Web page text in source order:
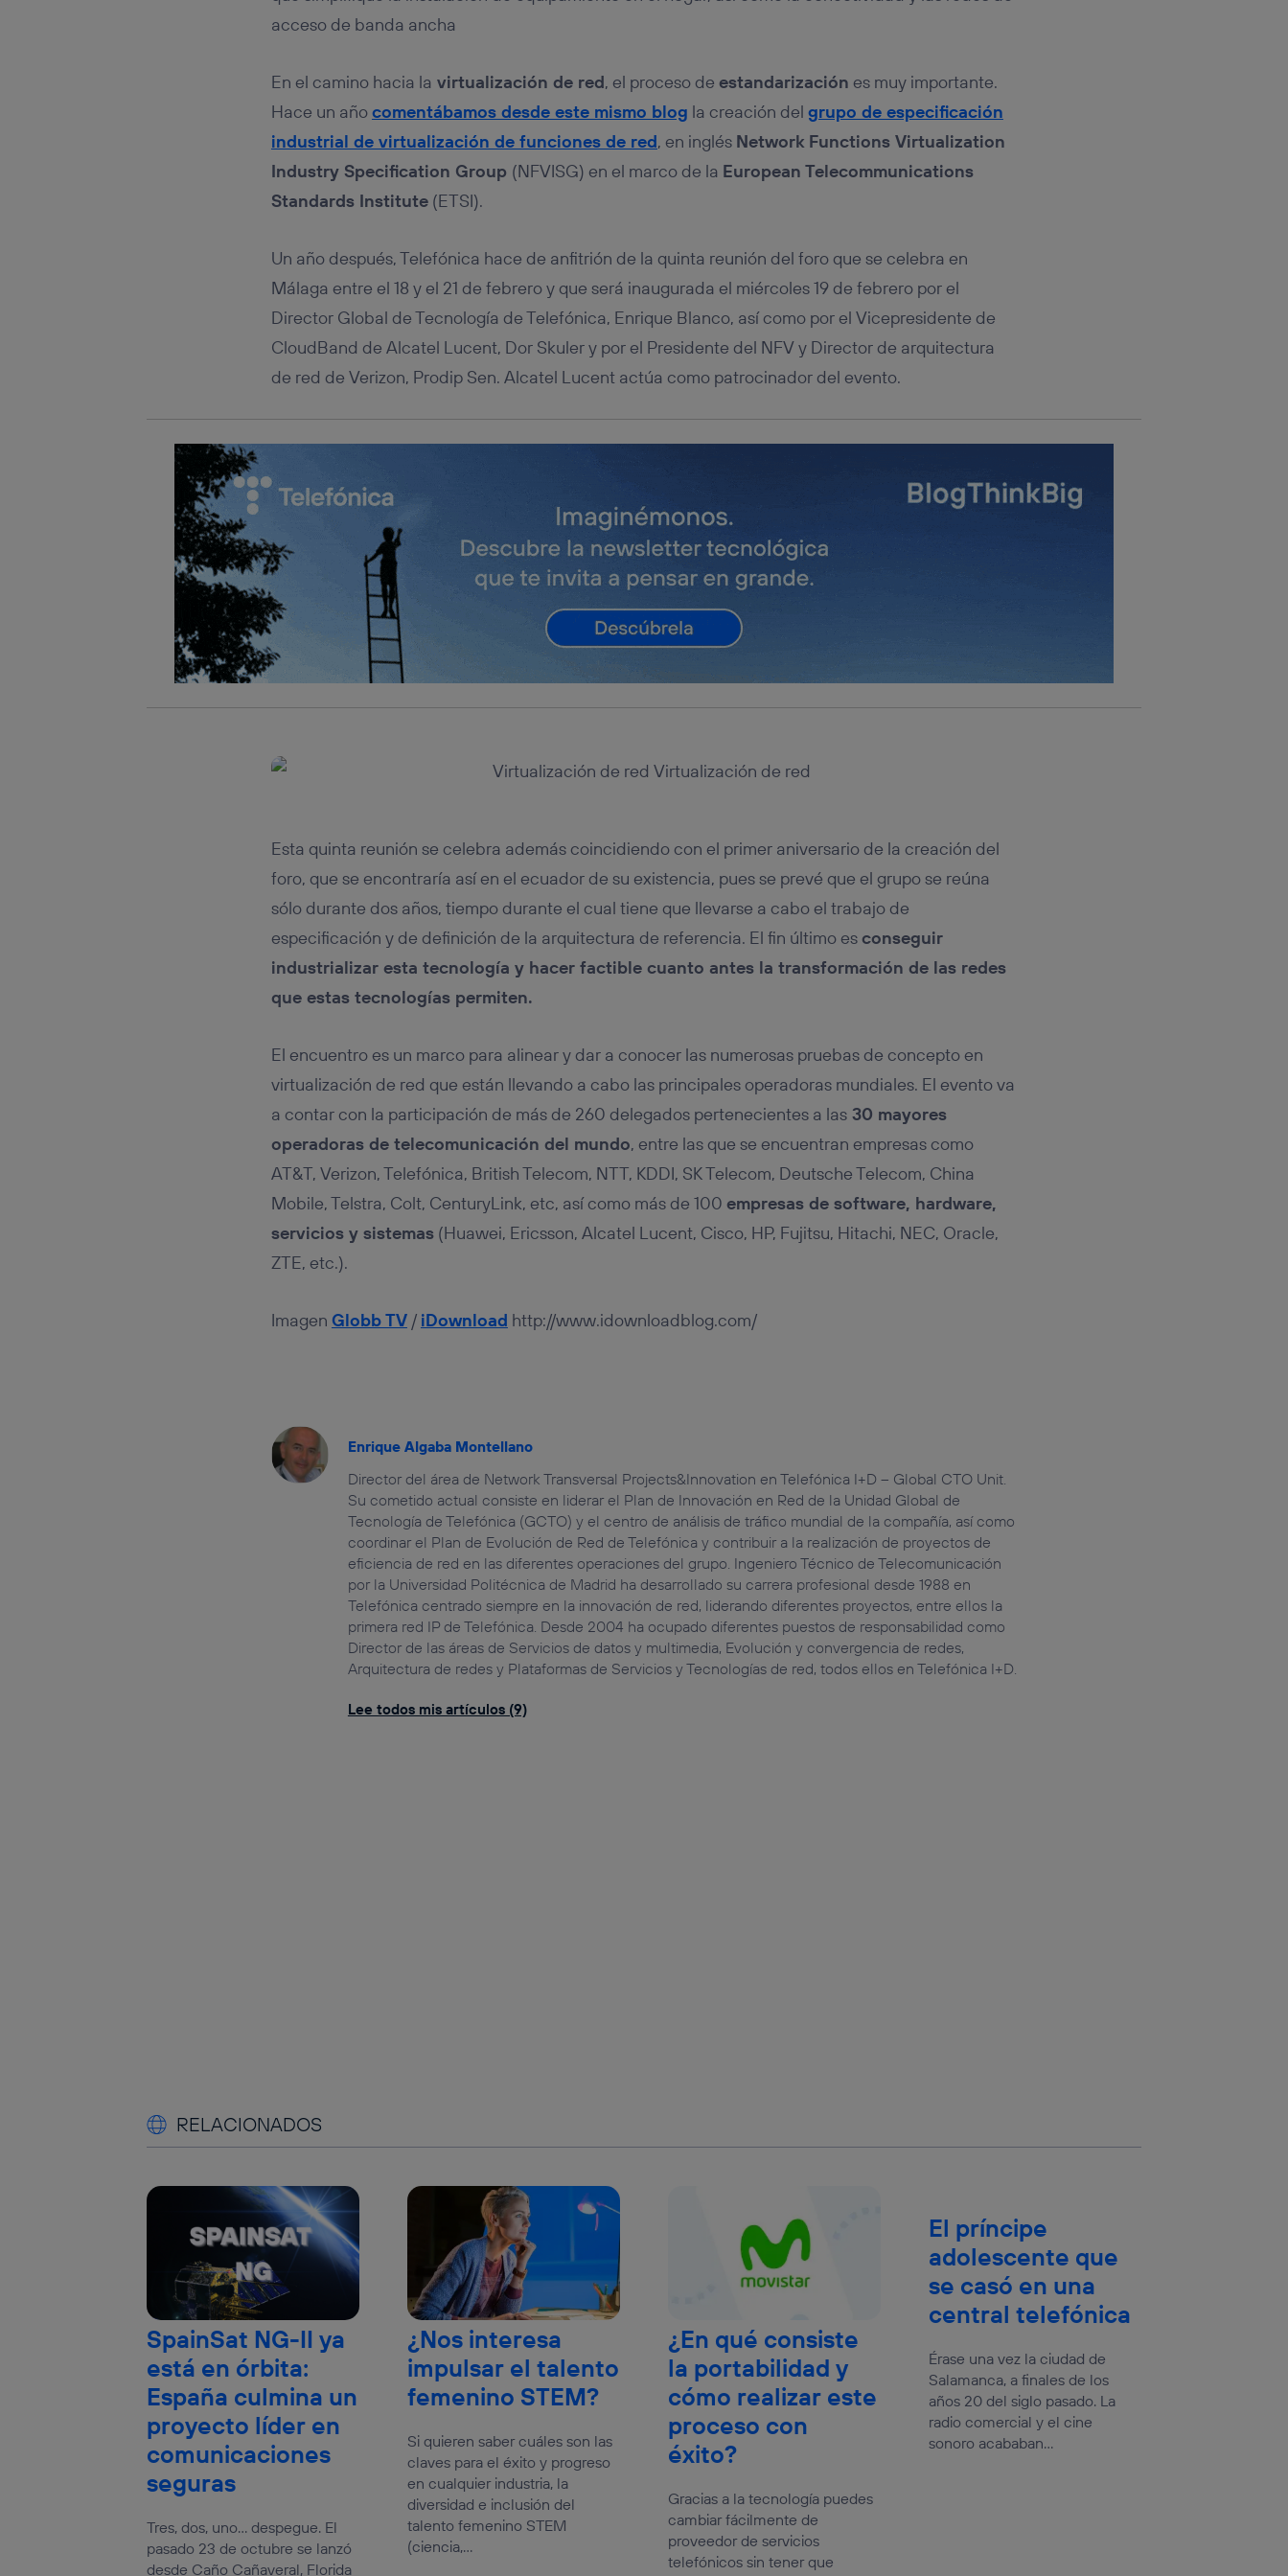
acceso de banda ancha
En el camino hacia la virtualización de red, el proceso de estandarización es muy importante.
Hace un añocomentábamos desde este mismo blog la creación del grupo de especificación
industrial de virtualización de funciones de red, en inglés Network Functions Virtualization
Industry Specification Group (NFVISG) en el marco de la European Telecommunications
Standards Institute(ETSI).
Un año después, Telefónica hace de anfitrión de la quinta reunión del foro que se celebra en
Málaga entre el 18 y el 21 de febrero y que será inaugurada el miércoles 19 de febrero por el
Director Global de Tecnología de Telefónica, Enrique Blanco, así como por el Vicepresidente de
CloudBand de Alcatel Lucent, Dor Skuler y por el Presidente del NFV y Director de arquitectura
de red de Verizon, Prodip Sen. Alcatel Lucent actúa como patrocinador del evento.
Esta quinta reunión se celebra además coincidiendo con el primer aniversario de la creación del
foro, que se encontraría así en el ecuador de su existencia, pues se prevé que el grupo se reúna
sólo durante dos años, tiempo durante el cual tiene que llevarse a cabo el trabajo de
especificación y de definición de la arquitectura de referencia. El fin último esconseguir
industrializar esta tecnología y hacer factible cuanto antes la transformación de las redes
que estas tecnologías permiten.
El encuentro es un marco para alinear y dar a conocer las numerosas pruebas de concepto en
virtualización de red que están llevando a cabo las principales operadoras mundiales. El evento va
a contar con la participación de más de 260 delegados pertenecientes a las30 mayores
operadoras de telecomunicación del mundo, entre las que se encuentran empresas como
AT&T, Verizon, Telefónica, British Telecom, NTT, KDDI, SK Telecom, Deutsche Telecom, China
Mobile, Telstra, Colt, CenturyLink, etc, así como más de 100 empresas de software, hardware,
servicios y sistemas(Huawei, Ericsson, Alcatel Lucent, Cisco, HP, Fujitsu, Hitachi, NEC, Oracle,
ZTE, etc.).
Imagen Globb TV/ iDownload http://www.idownloadblog.com/
Enrique Algaba Montellano
Director del área de Network Transversal Projects&Innovation en Telefónica I+D – Global CTO Unit.
Su cometido actual consiste en liderar el Plan de Innovación en Red de la Unidad Global de
Tecnología de Telefónica (GCTO) y el centro de análisis de tráfico mundial de la compañía, así como
coordinar el Plan de Evolución de Red de Telefónica y contribuir a la realización de proyectos de
eficiencia de red en las diferentes operaciones del grupo. Ingeniero Técnico de Telecomunicación
por la Universidad Politécnica de Madrid ha desarrollado su carrera profesional desde 1988 en
Telefónica centrado siempre en la innovación de red, liderando diferentes proyectos, entre ellos la
primera red IP de Telefónica. Desde 2004 ha ocupado diferentes puestos de responsabilidad como
Director de las áreas de Servicios de datos y multimedia, Evolución y convergencia de redes,
Arquitectura de redes y Plataformas de Servicios y Tecnologías de red, todos ellos en Telefónica I+D.
Lee todos mis artículos (9)
RELACIONADOS
SpainSat NG-II ya
está en órbita:
España culmina un
proyecto líder en
comunicaciones
seguras
Tres, dos, uno… despegue. El
pasado 23 de octubre se lanzó
desde Caño Cañaveral, Florida
¿Nos interesa
impulsar el talento
femenino STEM?
Si quieren saber cuáles son las
claves para el éxito y progreso
en cualquier industria, la
diversidad e inclusión del
talento femenino STEM
(ciencia,...
¿En qué consiste
la portabilidad y
cómo realizar este
proceso con
éxito?
Gracias a la tecnología puedes
cambiar fácilmente de
proveedor de servicios
telefónicos sin tener que
El príncipe
adolescente que
se casó en una
central telefónica
Érase una vez la ciudad de
Salamanca, a finales de los
años 20 del siglo pasado. La
radio comercial y el cine
sonoro acababan...
conecte su dispositivo y consienta el uso de la tecnología recibirá el mismo identificador.
Típicamente:
realizará en función de las actividades de navegación de los miembros del hogar que
hayan dado su consentimiento.
Si utilizasdatos móviles, el marketing será más personalizado, ya que se basará
únicamente en la navegación del usuario del móvil.
Puedes gestionar los consentimientos Utiq seleccionando “Administrar Utiq” en la parte
inferior de esta página web o visitando el portal de privacidad de Utiq (“consenthub”).
Para más información, consulta la